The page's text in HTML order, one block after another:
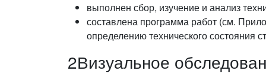
выполнен сбор, изучение и анализ
составлена программа работ (см.
определению технического состояния
2Визуальное